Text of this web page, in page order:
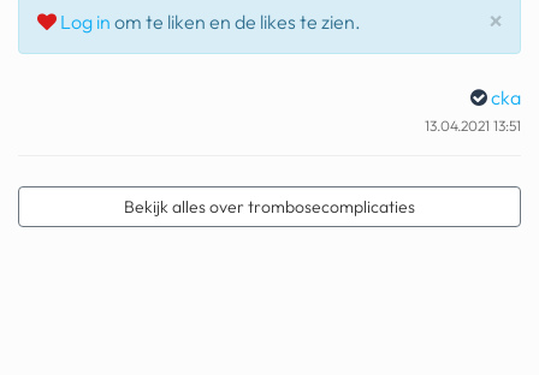
geochelone yniphora
wibra
it really whips the llama s
ass
×
Log in om te liken en de likes te zien.
cka
13.04.2021 13:51
Bekijk alles over trombosecomplicaties